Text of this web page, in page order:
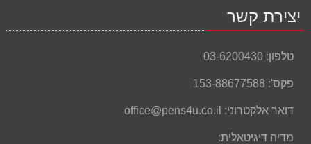
יצירת קשר
טלפון: 03-6200430
פקס': 153-88677588
דואר אלקטרוני: office@pens4u.co.il
מדיה דיגיטאלית: